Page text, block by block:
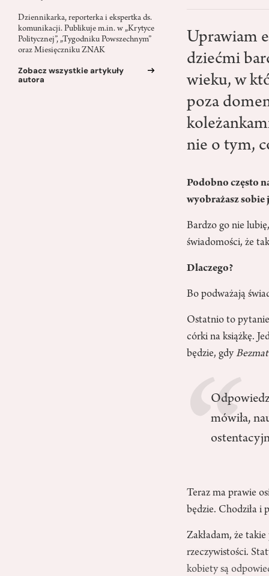
Dziennikarka, reporterka i ekspertka ds.
komunikacji. Publikuje m.in. w „Krytyce
Politycznej”, „Tygodniku Powszechnym”
oraz Miesięczniku ZNAK
Zobacz wszystkie artykuły
autora
Uprawiam
dziećmi
wieku, w
poza
nie o tym,
Podobno często
wyobrażasz sobie
Bardzo go nie
świadomości, że
Dlaczego?
Bo podważają
Ostatnio to pytanie
córki na książkę.
będzie, gdy
mówiła,
Teraz ma prawie
będzie. Chodziła i
Zakładam, że
rzeczywistości.
kobiety są